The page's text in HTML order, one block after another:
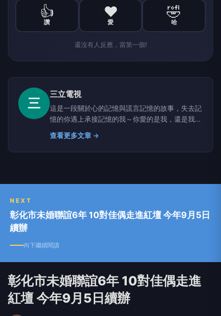
👍
讚
❤️
愛
🤣
哈
還沒有人反應，當第一個!
三
三立電視
這是一段關於心的記憶與謊言記憶的故事，失去記
憶的你遇上承接記憶的我～你愛的是我，還是我身
上換的這顆心？ 喬佳恩為了認父返台，打算之後
與男友王修凱回澳洲生活。不料，發生車禍，修凱
腦死，佳恩腦震盪….。另一頭，甜點魔術師邢少天
恩，上演真假公主的戲碼。 佳恩的失憶能否因為
場騙局將如何被拆穿? 噗通噗通，因你而心跳//噗
查看更多文章 →
NEXT
彰化市未婚聯誼6年 10對佳偶走進紅壇 今年9月5日
續辦
向下繼續閱讀
彰化市未婚聯誼6年 10對佳偶走進
紅壇 今年9月5日續辦